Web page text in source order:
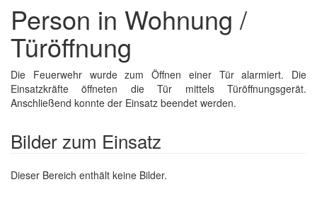
Person in Wohnung /
Türöffnung
Die Feuerwehr wurde zum Öffnen einer Tür alarmiert. Die
Einsatzkräfte öffneten die Tür mittels Türöffnungsgerät.
Anschließend konnte der Einsatz beendet werden.
Bilder zum Einsatz
Dieser Bereich enthält keine Bilder.